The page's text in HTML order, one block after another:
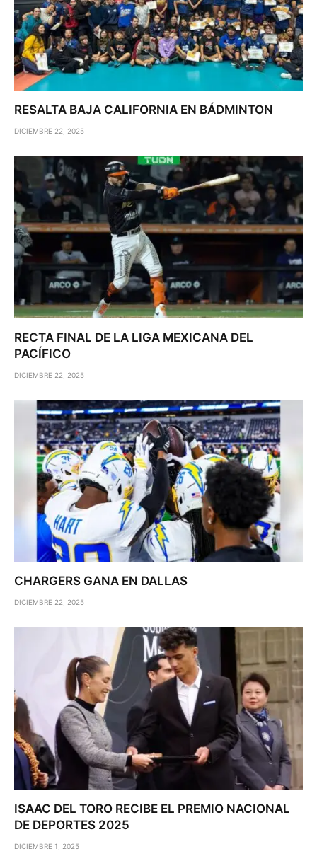
RESALTA BAJA CALIFORNIA EN BÁDMINTON
DICIEMBRE 22, 2025
RECTA FINAL DE LA LIGA MEXICANA DEL
PACÍFICO
DICIEMBRE 22, 2025
CHARGERS GANA EN DALLAS
DICIEMBRE 22, 2025
ISAAC DEL TORO RECIBE EL PREMIO NACIONAL
DE DEPORTES 2025
DICIEMBRE 1, 2025